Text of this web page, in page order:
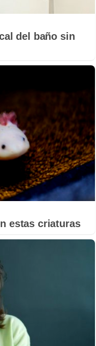
del baño sin
estas criaturas